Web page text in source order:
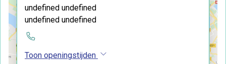
undefined undefined
undefined undefined
Toon openingstijden